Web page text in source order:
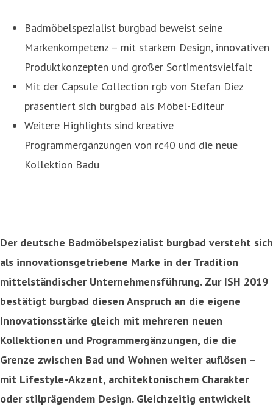
Badmöbelspezialist burgbad beweist seine
Markenkompetenz – mit starkem Design, innovativen
Produktkonzepten und großer Sortimentsvielfalt
Mit der Capsule Collection rgb von Stefan Diez
präsentiert sich burgbad als Möbel-Editeur
Weitere Highlights sind kreative
Programmergänzungen von rc40 und die neue
Kollektion Badu
Der deutsche Badmöbelspezialist burgbad versteht sich
als innovationsgetriebene Marke in der Tradition
mittelständischer Unternehmensführung. Zur ISH 2019
bestätigt burgbad diesen Anspruch an die eigene
Innovationsstärke gleich mit mehreren neuen
Kollektionen und Programmergänzungen, die die
Grenze zwischen Bad und Wohnen weiter auflösen –
mit Lifestyle-Akzent, architektonischem Charakter
oder stilprägendem Design. Gleichzeitig entwickelt